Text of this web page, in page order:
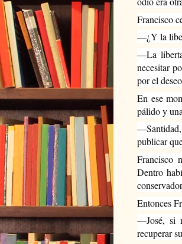
Francisco
—¿Y la
—La
necesitar
por el
En ese
pálido y
publicar
Francisco
Dentro
Entonces
—José, si
recuperar